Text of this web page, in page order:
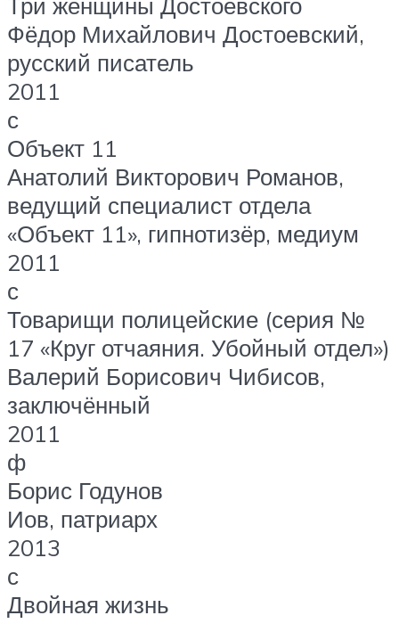
Фёдор Михайлович Достоевский,
русский писатель
2011
с
Объект 11
Анатолий Викторович Романов,
ведущий специалист отдела
«Объект 11», гипнотизёр, медиум
2011
с
Товарищи полицейские (серия №
17 «Круг отчаяния. Убойный отдел»)
Валерий Борисович Чибисов,
заключённый
2011
ф
Борис Годунов
Иов, патриарх
2013
с
Двойная жизнь